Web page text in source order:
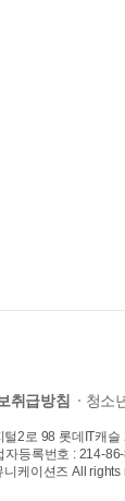
취급방침 청소
2로 98 롯데IT캐슬
자등록번호 : 214-
케이션즈 All rights